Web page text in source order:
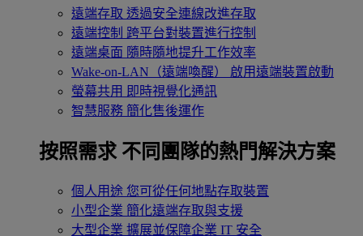
遠端存取 透過安全連線改進存取
遠端控制 跨平台對裝置進行控制
遠端桌面 隨時隨地提升工作效率
Wake-on-LAN（遠端喚醒）
啟用遠端裝置啟動
螢幕共用 即時視覺化通訊
智慧服務 簡化售後運作
按照需求 不同團隊的熱門解決方案
個人用途 您可從任何地點存取裝置
小型企業 簡化遠端存取與支援
大型企業 擴展並保障企業 IT 安全